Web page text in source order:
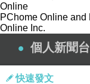
成立之初，江
用台灣在地的
並且讓大家可
Online
PChome Online and
Online Inc.
個人新聞台
快速發文